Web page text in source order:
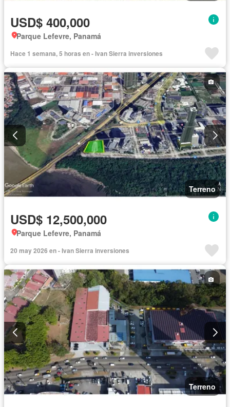
USD$ 400,000
Parque Lefevre, Panamá
Hace 1 semana, 5 horas en - Ivan Sierra inversiones
Terreno
USD$ 12,500,000
Parque Lefevre, Panamá
20 may 2026 en - Ivan Sierra inversiones
Terreno